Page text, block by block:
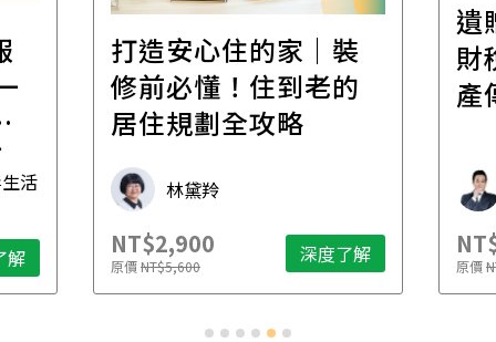
活
解
打造安心住的家｜裝
修前必懂！住到老的
居住規劃全攻略
林黛羚
NT$2,900
原價NT$5,600 深度了解
遺
財
產
原價